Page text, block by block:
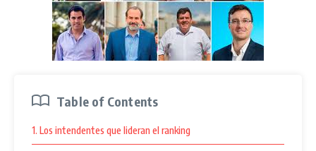
Table of Contents
1. Los intendentes que lideran el ranking